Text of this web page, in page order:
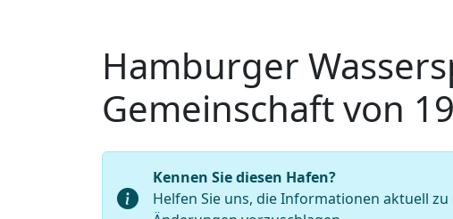
Hamburger
Gemeinschaft von
Kennen Sie diesen Hafen?
Helfen Sie uns, die Informationen aktuell zu